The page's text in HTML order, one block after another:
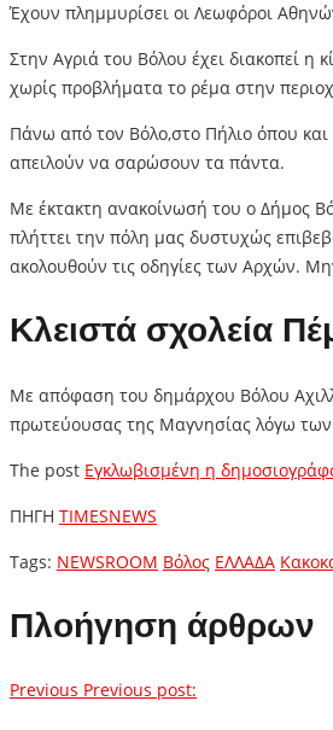
Έχουν πλημμυρίσει οι Λεωφόροι
Στην Αγριά του Βόλου έχει διακοπεί η
χωρίς προβλήματα το ρέμα στην
Πάνω από τον Βόλο,στο Πήλιο όπου
απειλούν να σαρώσουν τα πάντα.
Με έκτακτη ανακοίνωσή του ο Δήμος
πλήττει την πόλη μας δυστυχώς
ακολουθούν τις οδηγίες των Αρχών.
Κλειστά σχολεία
Με απόφαση του δημάρχου Βόλου
πρωτεύουσας της Μαγνησίας λόγω
The post Εγκλωβισμένη η
ΠΗΓΗ TIMESNEWS
Tags: NEWSROOM Βόλος ΕΛΛΑΔΑ
Πλοήγηση άρθρων
Previous Previous post: